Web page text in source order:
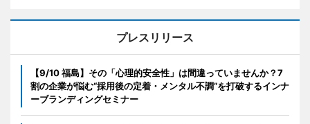
プレスリリース
【9/10 福島】その「心理的安全性」は間違っていませんか？7
割の企業が悩む“採用後の定着・メンタル不調”を打破するインナ
ーブランディングセミナー